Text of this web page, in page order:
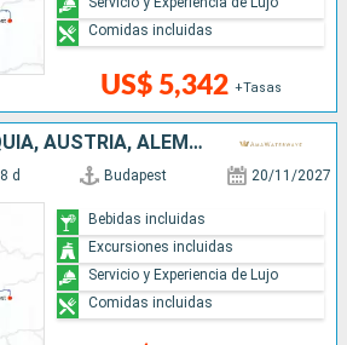
US$ 5,342 +Tasas
Comidas incluidas
HUNGRÍA, ESLOVAQUIA, AUSTRIA, ALEMANIA
8 d Budapest 20/11/2027
Bebidas incluidas
Excursiones incluidas
Servicio y Experiencia de Lujo
Comidas incluidas